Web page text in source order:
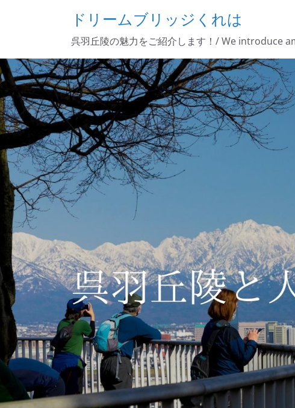
ン
ツ
へ
ス
キ
プ
ドリームブリッジくれは
呉羽丘陵の魅力をご紹介します！/ We introduce